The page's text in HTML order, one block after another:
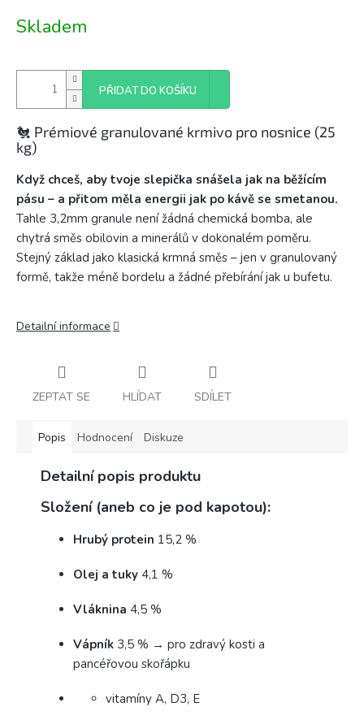
cena:
Skladem
PŘIDAT DO KOŠÍKU
🐔 Prémiové granulované krmivo pro nosnice (25
kg)
Když chceš, aby tvoje slepička snášela jak na běžícím
pásu – a přitom měla energii jak po kávě se smetanou.
Tahle 3,2mm granule není žádná chemická bomba, ale
chytrá směs obilovin a minerálů v dokonalém poměru.
Stejný základ jako klasická krmná směs – jen v granulovaný
formě, takže méně bordelu a žádné přebírání jak u bufetu.
Detailní informace
ZEPTAT SE HLÍDAT SDÍLET
Popis Hodnocení Diskuze
Detailní popis produktu
Složení (aneb co je pod kapotou):
Hrubý protein 15,2 %
Olej a tuky 4,1 %
Vláknina 4,5 %
Vápník 3,5 % → pro zdravý kosti a
pancéřovou skořápku
vitamíny A, D3, E